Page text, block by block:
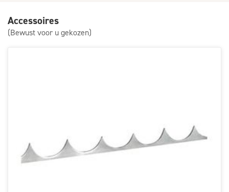
Accessoires
(Bewust voor u gekozen)